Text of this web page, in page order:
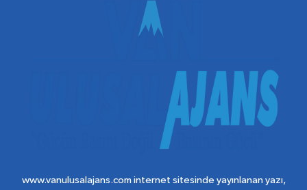
www.vanulusalajans.com internet sitesinde yayınlanan yazı,